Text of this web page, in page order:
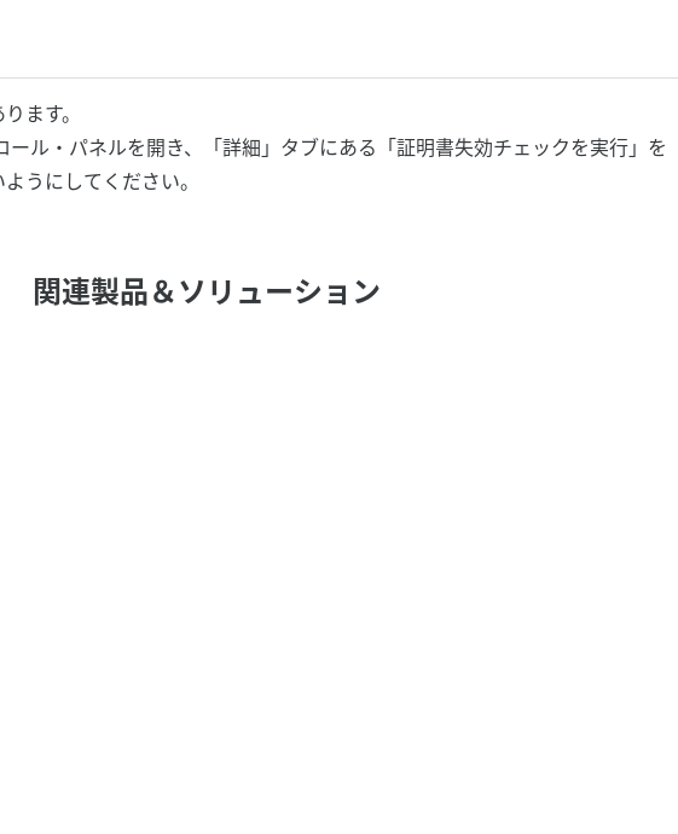
ます。
ル・パネルを開き、「詳細」タブにある「証明書失効チェックを実行」を
うにしてください。
関連製品＆ソリューション